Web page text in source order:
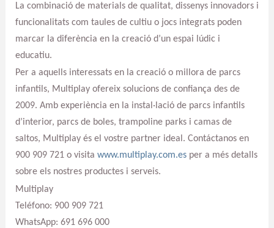
La combinació de materials de qualitat, dissenys innovadors i
funcionalitats com taules de cultiu o jocs integrats poden
marcar la diferència en la creació d’un espai lúdic i
educatiu.
Per a aquells interessats en la creació o millora de parcs
infantils, Multiplay ofereix solucions de confiança des de
2009. Amb experiència en la instal·lació de parcs infantils
d’interior, parcs de boles, trampoline parks i camas de
saltos, Multiplay és el vostre partner ideal. Contáctanos en
900 909 721 o visita www.multiplay.com.esper a més detalls
sobre els nostres productes i serveis.
Multiplay
Teléfono: 900 909 721
WhatsApp: 691 696 000